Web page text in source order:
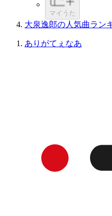
マイうた
大泉逸郎の人気曲ラン
ありがてぇなあ